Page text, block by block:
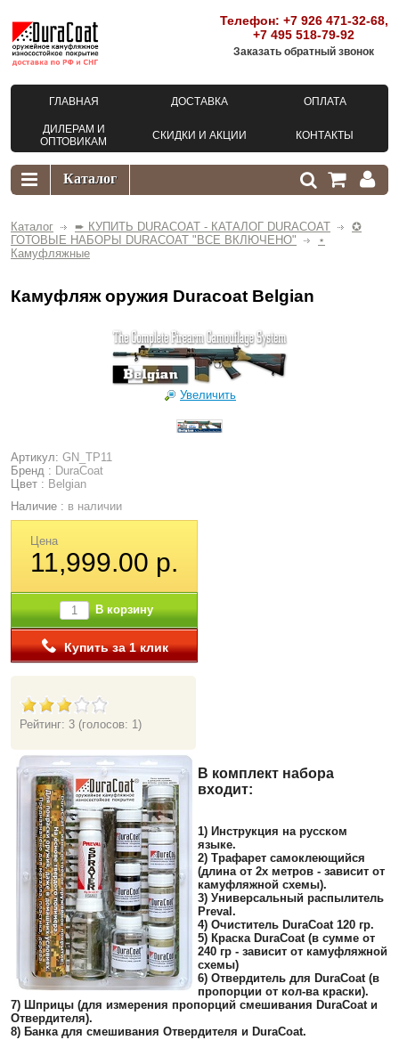
Телефон: +7 926 471-32-68,
+7 495 518-79-92
Заказать обратный звонок
ГЛАВНАЯ ДОСТАВКА ОПЛАТА
ДИЛЕРАМ И
ОПТОВИКАМ
СКИДКИ И АКЦИИ КОНТАКТЫ
Каталог ➨ КУПИТЬ DURACOAT - КАТАЛОГ DURACOAT
✪
ГОТОВЫЕ НАБОРЫ DURACOAT "ВСЕ ВКЛЮЧЕНО"
⋆
Камуфляжные
Камуфляж оружия Duracoat Belgian
Увеличить
Артикул: GN_TP11
Бренд : DuraCoat
Цвет : Belgian
Наличие : в наличии
Цена
11,999.00 р.
В корзину
Купить за 1 клик
Рейтинг: 3 (голосов: 1)
В комплект набора
входит:
1) Инструкция на русском
языке.
2) Трафарет самоклеющийся
(длина от 2х метров - зависит от
камуфляжной схемы).
3) Универсальный распылитель
Preval.
4) Очиститель DuraCoat 120 гр.
5) Краска DuraCoat (в сумме от
240 гр - зависит от камуфляжной
схемы)
6) Отвердитель для DuraCoat (в
пропорции от кол-ва краски).
7) Шприцы (для измерения пропорций смешивания DuraCoat и
Отвердителя).
8) Банка для смешивания Отвердителя и DuraCoat.